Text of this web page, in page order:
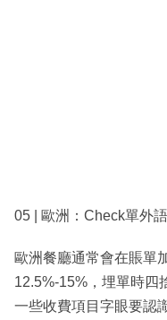
05 | 歐洲：Check單外
歐洲餐廳通常會在賬單
12.5%-15%，埋單時四
一些收費項目字眼要認